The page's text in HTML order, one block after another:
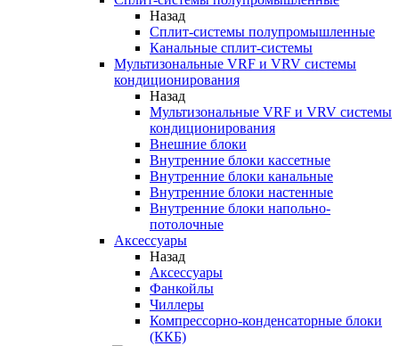
Назад
Сплит-системы полупромышленные
Канальные сплит-системы
Мультизональные VRF и VRV системы
кондиционирования
Назад
Мультизональные VRF и VRV системы
кондиционирования
Внешние блоки
Внутренние блоки кассетные
Внутренние блоки канальные
Внутренние блоки настенные
Внутренние блоки напольно-
потолочные
Аксессуары
Назад
Аксессуары
Фанкойлы
Чиллеры
Компрессорно-конденсаторные блоки
(ККБ)